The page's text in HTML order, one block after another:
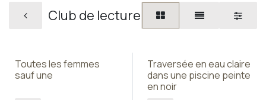
Club de lecture
Toutes les femmes
sauf une
Traversée en eau claire
dans une piscine peinte
en noir